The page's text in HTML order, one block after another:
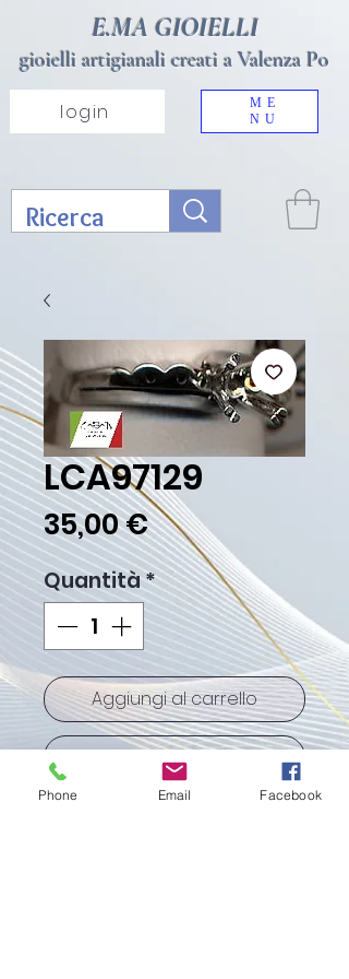
ME
NU
E.MA GIOIELLI
gioielli artigianali creati a Valenza Po
login
LCA97129
35,00 €Prezzo
Quantità*
Aggiungi al carrello
Acquista ora
Phone Email Facebook